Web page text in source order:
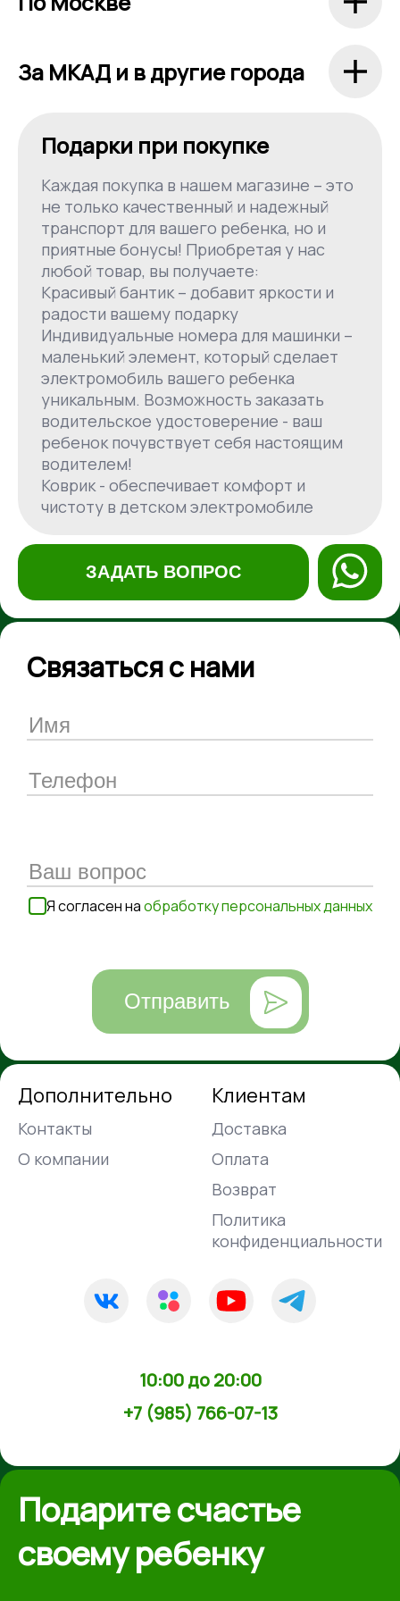
За МКАД и в другие города
Подарки при покупке
Каждая покупка в нашем магазине – это
не только качественный и надежный
транспорт для вашего ребенка, но и
приятные бонусы! Приобретая у нас
любой товар, вы получаете:
Красивый бантик – добавит яркости и
радости вашему подарку
Индивидуальные номера для машинки –
маленький элемент, который сделает
электромобиль вашего ребенка
уникальным. Возможность заказать
водительское удостоверение - ваш
ребенок почувствует себя настоящим
водителем!
Коврик - обеспечивает комфорт и
чистоту в детском электромобиле
ЗАДАТЬ ВОПРОС
Связаться с нами
Я согласен наобработку персональных данных
Отправить
Подарите счастье
своему ребенку
Дополнительно
Контакты
О компании
Клиентам
Доставка
Оплата
Возврат
Политика
конфиденциальности
10:00 до 20:00
+7 (985) 766-07-13